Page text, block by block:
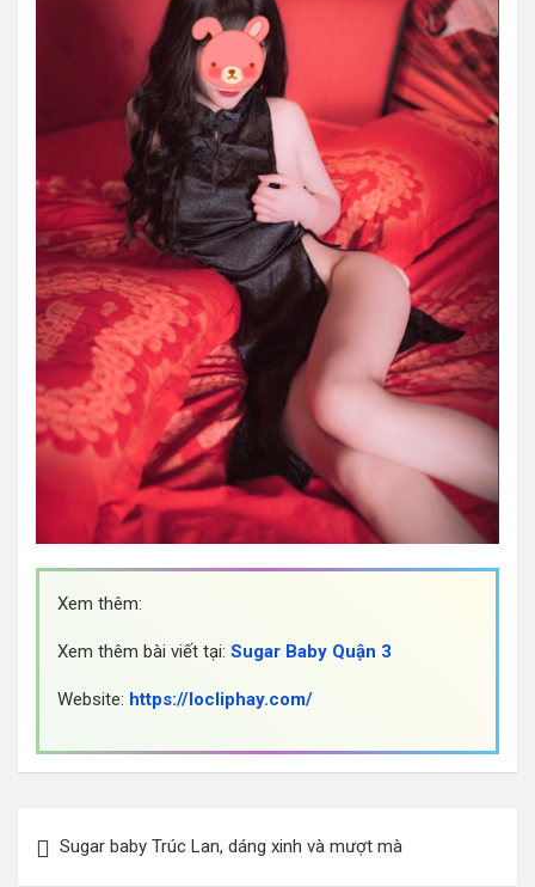
Xem thêm:
Xem thêm bài viết tại: Sugar Baby Quận 3
Website: https://locliphay.com/
hướng
Sugar baby Trúc Lan, dáng xinh và mượt mà